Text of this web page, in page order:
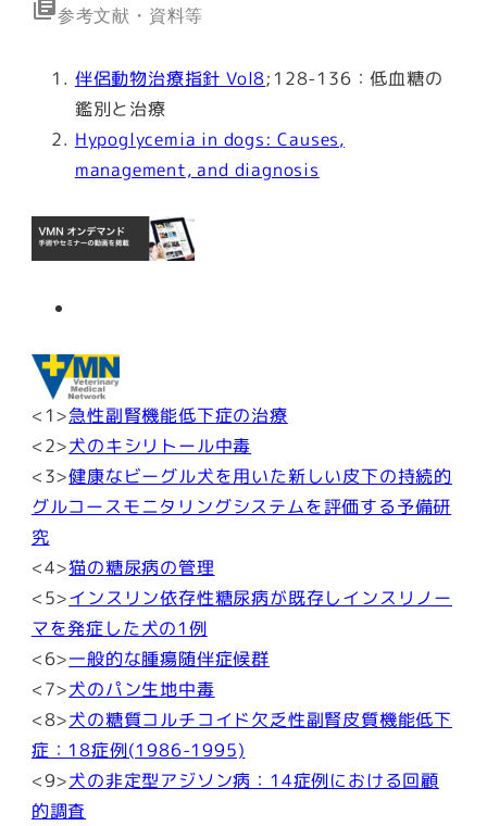
library_books参考文献・資料等
伴侶動物治療指針 Vol8;128-136：低血糖の
鑑別と治療
Hypoglycemia in dogs: Causes,
management, and diagnosis
<1>急性副腎機能低下症の治療
<2>犬のキシリトール中毒
<3>健康なビーグル犬を用いた新しい皮下の持続的
グルコースモニタリングシステムを評価する予備研
究
<4>猫の糖尿病の管理
<5>インスリン依存性糖尿病が既存しインスリノー
マを発症した犬の1例
<6>一般的な腫瘍随伴症候群
<7>犬のパン生地中毒
<8>犬の糖質コルチコイド欠乏性副腎皮質機能低下
症：18症例(1986-1995)
<9>犬の非定型アジソン病：14症例における回顧
的調査